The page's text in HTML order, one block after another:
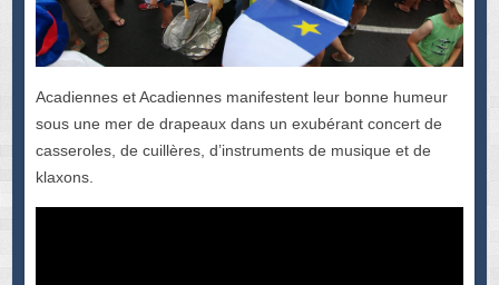
Acadiennes et Acadiennes manifestent leur bonne humeur
sous une mer de drapeaux dans un exubérant concert de
casseroles, de cuillères, d’instruments de musique et de
klaxons.